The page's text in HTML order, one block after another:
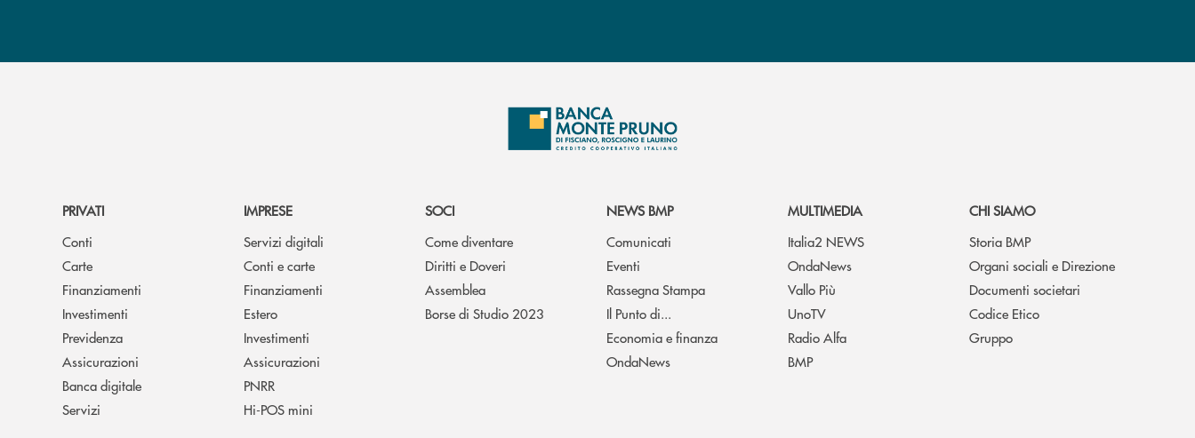
PRIVATI
Conti
Carte
Finanziamenti
Investimenti
Previdenza
Assicurazioni
Banca digitale
Servizi
IMPRESE
Servizi digitali
Conti e carte
Finanziamenti
Estero
Investimenti
Assicurazioni
PNRR
Hi-POS mini
SOCI
Come diventare
Diritti e Doveri
Assemblea
Borse di Studio 2023
NEWS BMP
Comunicati
Eventi
Rassegna Stampa
Il Punto di...
Economia e finanza
OndaNews
MULTIMEDIA
Italia2 NEWS
OndaNews
Vallo Più
UnoTV
Radio Alfa
BMP
CHI SIAMO
Storia BMP
Organi sociali e Direzione
Documenti societari
Codice Etico
Gruppo